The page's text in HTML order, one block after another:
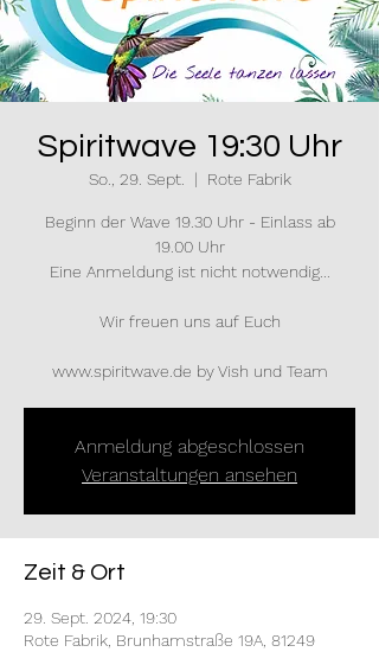
Spiritwave 19:30 Uhr
So., 29. Sept.
  |
Rote Fabrik
Beginn der Wave 19.30 Uhr - Einlass ab
19.00 Uhr
Eine Anmeldung ist nicht notwendig...
Wir freuen uns auf Euch
www.spiritwave.de by Vish und Team
Anmeldung abgeschlossen
Veranstaltungen ansehen
Zeit & Ort
29. Sept. 2024, 19:30
Rote Fabrik, Brunhamstraße 19A, 81249